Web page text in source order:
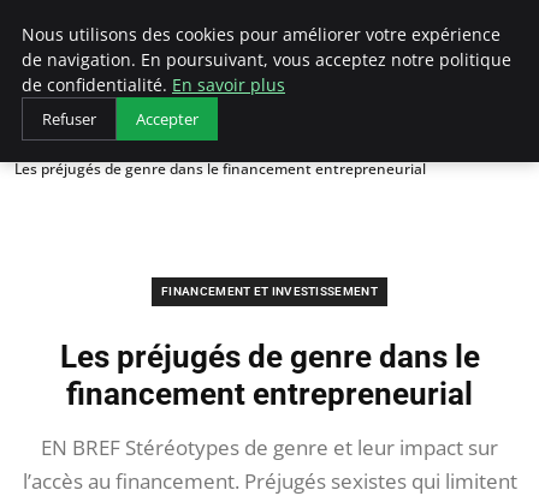
LECFCM
Accueil
Financement et investissement
Les préjugés de genre dans le financement entrepreneurial
FINANCEMENT ET INVESTISSEMENT
Les préjugés de genre dans le
financement entrepreneurial
EN BREF Stéréotypes de genre et leur impact sur
l’accès au financement. Préjugés sexistes qui limitent
Nous utilisons des cookies pour améliorer votre expérience
de navigation. En poursuivant, vous acceptez notre politique
de confidentialité. En savoir plus
Refuser Accepter